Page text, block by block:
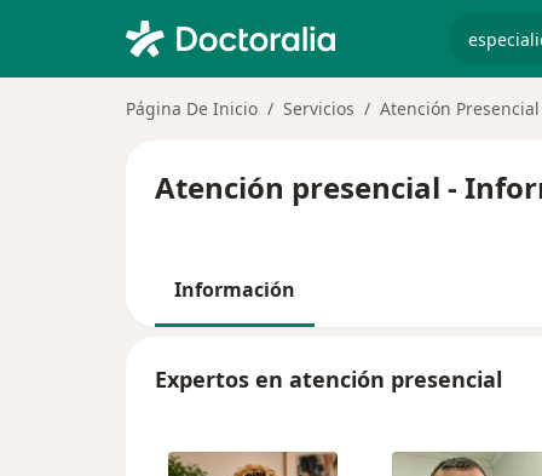
Página De Inicio Servicios Atención Presencial
Atención presencial -
Información
Expertos en atención presencial